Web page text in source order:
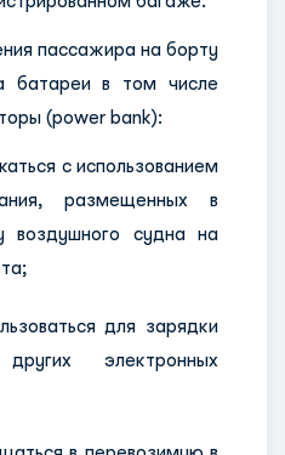
пассажира на борту
батареи в том числе
(power bank):
с использованием
размещенных в
воздушного судна на
для зарядки
электронных